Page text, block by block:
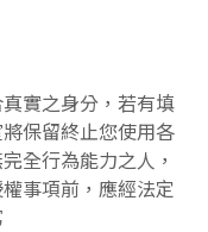
實之身分，若有填
保留終止您使用各
全行為能力之人，
事項前，應經法定